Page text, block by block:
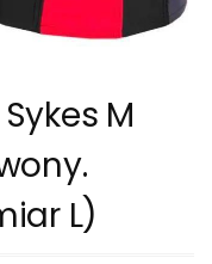
M
L)